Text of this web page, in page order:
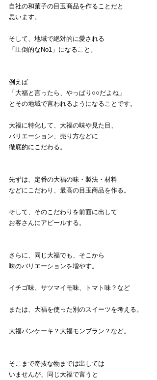
自社の和菓子の目玉商品を作ることだと
思います。
そして、地域で絶対的に愛される
「圧倒的なNo1」になること。
例えば
「大福と言ったら、やっぱり○○だよね」
とその地域で言われるようになることです。
大福に特化して、大福の味や見た目、
バリエーション、売り方などに
徹底的にこだわる。
先ずは、定番の大福の味・製法・材料
などにこだわり、最高の目玉商品を作る。
そして、そのこだわりを前面に出して
お客さんにアピールする。
さらに、同じ大福でも、そこから
味のバリエーションを増やす。
イチゴ味、サツマイモ味、トマト味？など
または、大福を使った別のスイーツを考える。
大福パンケーキ？大福モンブラン？など。
そこまで奇抜な物までは出しては
いませんが、同じ大福で言うと